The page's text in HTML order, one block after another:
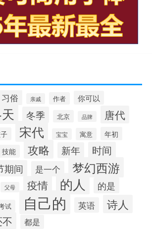
习俗 亲戚 作者 你可以
冬季 北京 品牌 唐代
宋代 宝宝 寓意 年初
技能 攻略 新年 时间
期间 是一个 梦幻西游
父母 疫情 的人 的是
试 自己的 英语 诗人
都是